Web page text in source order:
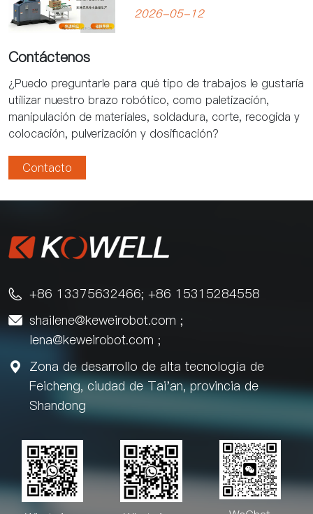
Robotics
2026-05-12
Contáctenos
¿Puedo preguntarle para qué tipo de trabajos le gustaría
utilizar nuestro brazo robótico, como paletización,
manipulación de materiales, soldadura, corte, recogida y
colocación, pulverización y dosificación?
Contacto
 +86 13375632466; +86 15315284558
 shailene@keweirobot.com ;
lena@keweirobot.com ;

Zona de desarrollo de alta tecnología de
Feicheng, ciudad de Tai'an, provincia de
Shandong